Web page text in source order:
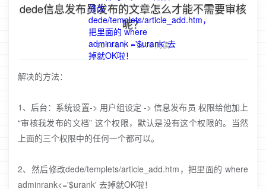
dede信息发布员发布的文章怎么才能不需要审核
呢？
2014-5-1 / 9676 阅读
解决的方法：
1、后台：系统设置-> 用户组设定 -> 信息发布员 权限给他加上
“审核我发布的文档” 这个权限，默认是没有这个权限的。当然
上面的三个权限中的任何一个都可以。
2、然后修改dede/templets/article_add.htm，把里面的 where
adminrank<='$urank' 去掉就OK啦！